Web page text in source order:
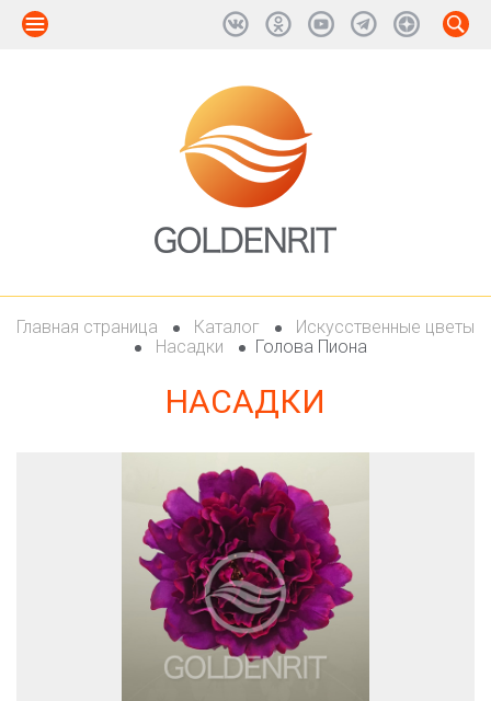
Главная страница Каталог
Искусственные цветы
Насадки
Голова Пиона
НАСАДКИ